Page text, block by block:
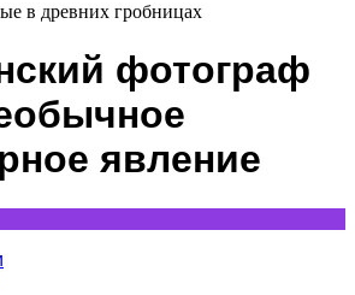
в древних гробницах
фотограф
явление